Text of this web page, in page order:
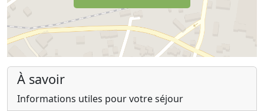
À savoir
Informations utiles pour votre séjour